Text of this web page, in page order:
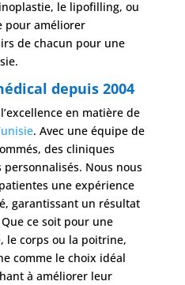
le lipofilling, ou
pour améliorer
de chacun pour une
depuis 2004
en matière de
. Avec une équipe de
des cliniques
personnalisés. Nous nous
une expérience
garantissant un résultat
ce soit pour une
le corps ou la poitrine,
comme le choix idéal
à améliorer leur